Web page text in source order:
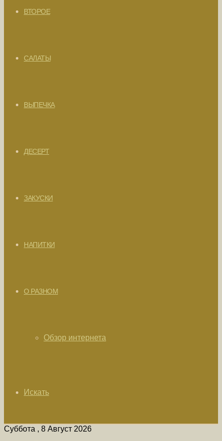
ВТОРОЕ
САЛАТЫ
ВЫПЕЧКА
ДЕСЕРТ
ЗАКУСКИ
НАПИТКИ
О РАЗНОМ
Обзор интернета
Искать
Суббота , 8 Август 2026